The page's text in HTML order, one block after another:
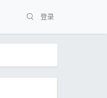
登录